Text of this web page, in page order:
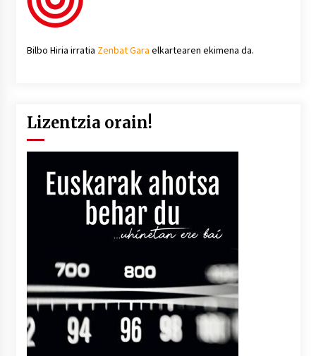
Bilbo Hiria irratia Zenbat Gara elkartearen ekimena da.
Lizentzia orain!